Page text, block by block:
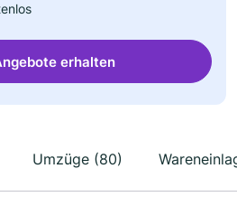
erhalten
Umzüge (80)